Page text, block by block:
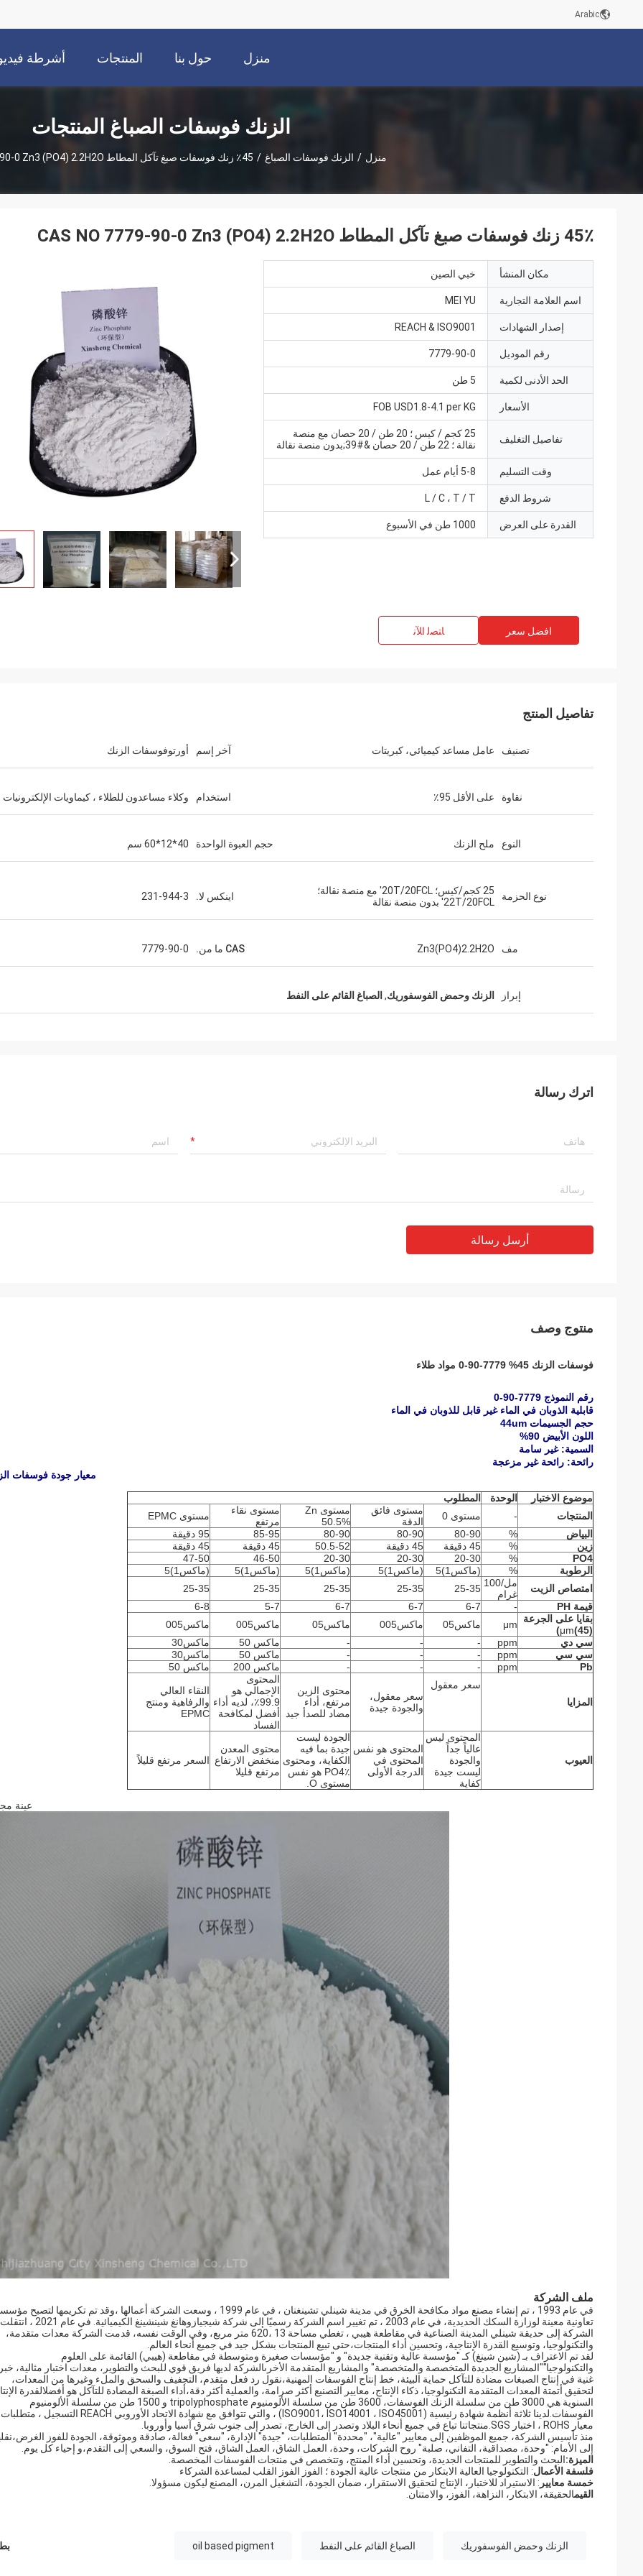
Arabic
منزل حول بنا المنتجات أشرطة
الزنك فوسفات الصباغ المنتجات
منزل / الزنك فوسفات الصباغ / 45٪ زنك فوسفات صبغ تآكل المطاط CAS NO 7779-90-0 Zn3 (PO4) 2.2H2O
45٪ زنك فوسفات صبغ تآكل المطاط CAS NO 7779-90-0 Zn3 (PO4) 2.2H2O
مكان المنشأ خبي الصين
اسم العلامة التجارية MEI YU
إصدار الشهادات REACH & ISO9001
رقم الموديل 7779-90-0
الحد الأدنى لكمية 5 طن
الأسعار FOB USD1.8-4.1 per KG
تفاصيل التغليف
25 كجم / كيس ؛ 20 طن / 20 حصان مع منصة
نقالة ؛ 22 طن / 20 حصان &#39;بدون منصة نقالة
وقت التسليم 5-8 أيام عمل
شروط الدفع L / C ، T / T
القدرة على العرض 1000 طن في الأسبوع
افضل سعر ﺎﺘﺼﻟ ﺍﻶﻧ
تفاصيل المنتج
تصنيف عامل مساعد كيميائي، كبريتات آخر إسم أورتوفوسفات الزنك
نقاوة على الأقل 95٪ استخدام وكلاء مساعدون للطلاء ، كيماويات الإلكترونيات
النوع ملح الزنك حجم العبوة الواحدة 40*12*60 سم
نوع الحزمة
25 كجم/كيس؛ 20T/20FCL' مع منصة نقالة؛
22T/20FCL' بدون منصة نقالة
اينكس لا. 231-944-3
مف Zn3(PO4)2.2H2O CAS ما من. 7779-90-0
إبراز الزنك وحمض الفوسفوريك, الصباغ القائم على النفط
اترك رسالة
أرسل رسالة
منتوج وصف
فوسفات الزنك 45% 7779-90-0 مواد طلاء
رقم النموذج 7779-90-0
قابلية الذوبان في الماء غير قابل للذوبان في الماء
حجم الجسيمات 44um
اللون الأبيض 90%
السمية: غير سامة
رائحة: رائحة غير مزعجة
معيار جودة فوسفات
موضوع الاختبار
الوحدة
المطلوب
المنتجات
- مستوى 0
مستوى فائق
الدقة
مستوى Zn
50.5%
مستوى نقاء
مرتفع
مستوى EPMC
البياض
%
80-90
80-90
80-90
85-95
95 دقيقة
زين
% 45 دقيقة 45 دقيقة 50.5-52 45 دقيقة
45 دقيقة
PO4
%
20-30
20-30
20-30
46-50
47-50
الرطوبة
% (ماكس1)5 (ماكس1)5 (ماكس1)5 (ماكس1)5
(ماكس1)5
امتصاص الزيت
مل/100
غرام
25-35
25-35
25-35
25-35
25-35
قيمة PH
-
6-7
6-7
6-7
5-7
6-8
بقايا على الجرعة
(45)
μm
)
μm ماكس05 ماكس005 ماكس05 ماكس005
ماكس005
سي دي
ppm
-
-
- ماكس 50
ماكس30
سي سي
ppm
-
-
- ماكس 50
ماكس30
Pb
ppm
-
-
- ماكس 200 ماكس 50
المزايا
سعر معقول
سعر معقول،
والجودة جيدة
محتوى الزين
مرتفع، أداء
مضاد للصدأ جيد
المحتوى
الإجمالي هو
99.9٪، لديه أداء
أفضل لمكافحة
الفساد
النقاء العالي
والرفاهية ومنتج
EPMC
العيوب
المحتوى ليس
عالياً جداً
والجودة
ليست جيدة
كفاية
المحتوى هو نفس
المحتوى في
الدرجة الأولى
الجودة ليست
جيدة بما فيه
الكفاية، ومحتوى
PO4٪ هو نفس
مستوى O.
محتوى المعدن
منخفض الارتفاع
مرتفع قليلا
السعر مرتفع قليلاً
عينة
ملف الشركة
في عام 1993 ، تم إنشاء مصنع مواد مكافحة الخرق في مدينة شينلي تشينغنان ، في عام 1999 ، وسعت الشركة أعمالها ،وقد تم تكريمها لتصبح
تعاونية معينة لوزارة السكك الحديدية، في عام 2003 ، تم تغيير اسم الشركة رسميًا إلى شركة شيجيازوهانغ شينشينغ الكيميائية. في عام 2021 ، انتقلت
الشركة إلى حديقة شينلي المدينة الصناعية في مقاطعة هيبي ، تغطي مساحة 13 ،620 متر مربع، وفي الوقت نفسه، قدمت الشركة معدات متقدمة،
والتكنولوجيا، وتوسيع القدرة الإنتاجية، وتحسين أداء المنتجات،حتى تبيع المنتجات بشكل جيد في جميع أنحاء العالم.
لقد تم الاعتراف بـ (شين شينغ) كـ "مؤسسة عالية وتقنية جديدة" و "مؤسسات صغيرة ومتوسطة في مقاطعة (هيبي) القائمة على العلوم
والتكنولوجيا""المشاريع الجديدة المتخصصة والمتخصصة" والمشاريع المتقدمة الأخرىالشركة لديها فريق قوي للبحث والتطوير، معدات اختبار مثالية،
غنية في إنتاج الصبغات مضادة للتآكل حماية البيئة، خط إنتاج الفوسفات المهنية،نقول رد فعل متقدم، التجفيف والسحق والملء وغيرها من المعدات،
لتحقيق أتمتة المعدات المتقدمة التكنولوجيا، ذكاء الإنتاج، معايير التصنيع أكثر صرامة، والعملية أكثر دقة،أداء الصبغة المضادة للتآكل هو أفضلالقدرة
السنوية هي 3000 طن من سلسلة الزنك الفوسفات، 3600 طن من سلسلة الألومنيوم tripolyphosphate و 1500 طن من سلسلة الألومنيوم
الفوسفات.لدينا ثلاثة أنظمة شهادة رئيسية (ISO9001، ISO14001 ، ISO45001) ، والتي تتوافق مع شهادة الاتحاد الأوروبي REACH التسجيل ، متطلبات
معيار ROHS ، اختبار SGS.منتجاتنا تباع في جميع أنحاء البلاد وتصدر إلى الخارج، تصدر إلى جنوب شرق آسيا وأوروبا.
منذ تأسيس الشركة، جميع الموظفين إلى معايير "عالية"، "محددة" المتطلبات، "جيدة" الإدارة، "سعى" فعالة، صادقة وموثوقة، الجودة للفوز
إلى الأمام: "وحدة، مصداقية، التفاني، صلبة" روح الشركات، وحدة، العمل الشاق، العمل الشاق، فتح السوق، والسعي إلى التقدم،و إحياء كل يوم.
الميزة:البحث والتطوير للمنتجات الجديدة، وتحسين أداء المنتج، وتتخصص في منتجات الفوسفات المخصصة.
فلسفة الأعمال: التكنولوجيا العالية الابتكار من منتجات عالية الجودة ؛ الفوز الفوز القلب لمساعدة الشركاء
خمسة معايير : الاستيراد للاختبار، الإنتاج لتحقيق الاستقرار، ضمان الجودة، التشغيل المرن، المصنع ليكون مسؤولا.
القيمالحقيقة، الابتكار، النزاهة، الفوز، والامتنان.
الزنك وحمض الفوسفوريك الصباغ القائم على النفط oil based pigment